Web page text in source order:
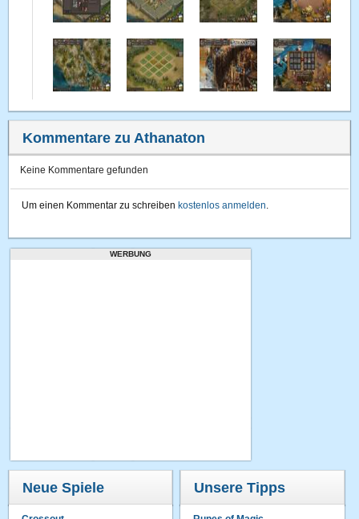
Kommentare zu Athanaton
Keine Kommentare gefunden
Um einen Kommentar zu schreiben kostenlos anmelden.
WERBUNG
Neue Spiele Unsere Tipps